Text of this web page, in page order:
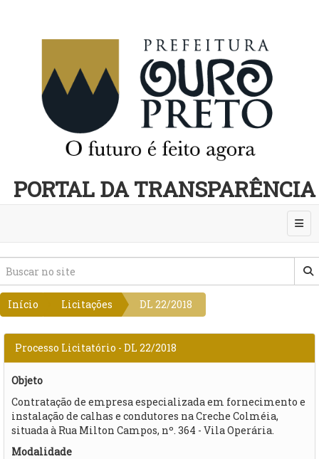
PORTAL DA TRANSPARÊNCIA
Início Licitações DL 22/2018
Processo Licitatório - DL 22/2018
Objeto
Contratação de empresa especializada em fornecimento e
instalação de calhas e condutores na Creche Colméia,
situada à Rua Milton Campos, nº. 364 - Vila Operária.
Modalidade